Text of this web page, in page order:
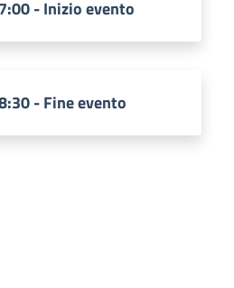
- Inizio evento
- Fine evento